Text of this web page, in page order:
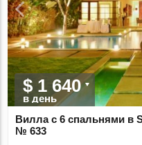
$ 1 640
в день
Вилла с 6 спальнями в
№ 633